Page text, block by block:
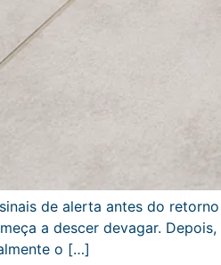
de alerta antes do
a descer devagar.
o […]